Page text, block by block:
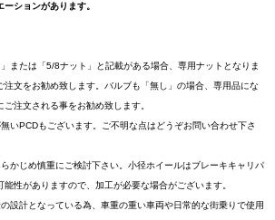
ションがあります。
または「5/8ナット」と記載がある場合、専用ナットとなりま
文をお勧め致します。バルブも「無し」の場合、専用品にな
注文される事をお勧め致します。
いPCDもございます。ご不明な点はどうぞお問い合わせ下さ
かじめ慎重にご検討下さい。小径ホイールはブレーキキャリパ
性がありますので、加工が必要な場合がございます。
設計となっている為、車重の重い車両や日常的な街乗りで使用